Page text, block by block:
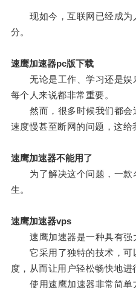
现如今，互联网已经成为
分。
速鹰加速器pc版下载
无论是工作、学习还是娱
每个人来说都非常重要。
然而，很多时候我们都会
速度慢甚至断网的问题，这给
速鹰加速器不能用了
为了解决这个问题，一款
生。
速鹰加速器vps
速鹰加速器是一种具有强
它采用了独特的技术，可
度，从而让用户轻松畅快地进
使用速鹰加速器非常简单